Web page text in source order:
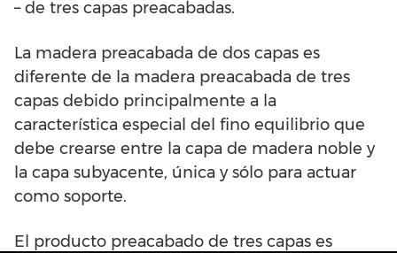
– de tres capas preacabadas.
La madera preacabada de dos capas es
diferente de la madera preacabada de tres
capas debido principalmente a la
característica especial del fino equilibrio que
debe crearse entre la capa de madera noble y
la capa subyacente, única y sólo para actuar
como soporte.
El producto preacabado de tres capas es